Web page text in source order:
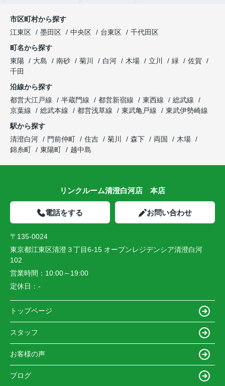
市区町村から探す
江東区
墨田区 中央区 台東区
千代田区
町名から探す
東陽
大島 南砂 菊川 白河 木場 立川 緑
佐賀
千田
沿線から探す
都営大江戸線
半蔵門線 都営新宿線 東西線
総武線
京葉線
総武本線 都営浅草線 東武亀戸線
東武伊勢崎線
駅から探す
清澄白河
門前仲町 住吉 菊川 森下 両国
木場
錦糸町
東陽町 越中島
リンクルーム清澄白河店 本店
電話をする お問い合わせ
〒135-0024
東京都江東区清澄３丁目6-15 オープンレジデンシア清澄白河
102
営業時間： 10:00～19:00
定休日： -
トップページ
スタッフ
お客様の声
ブログ